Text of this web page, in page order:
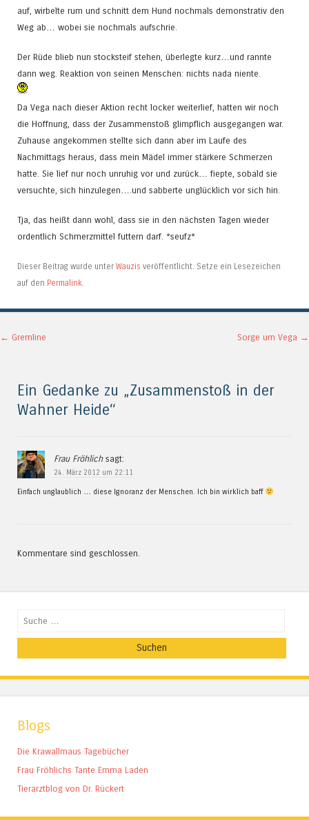
auf, wirbelte rum und schnitt dem Hund nochmals demonstrativ den
Weg ab… wobei sie nochmals aufschrie.
Der Rüde blieb nun stocksteif stehen, überlegte kurz…und rannte
dann weg. Reaktion von seinen Menschen: nichts nada niente.
Da Vega nach dieser Aktion recht locker weiterlief, hatten wir noch
die Hoffnung, dass der Zusammenstoß glimpflich ausgegangen war.
Zuhause angekommen stellte sich dann aber im Laufe des
Nachmittags heraus, dass mein Mädel immer stärkere Schmerzen
hatte. Sie lief nur noch unruhig vor und zurück… fiepte, sobald sie
versuchte, sich hinzulegen….und sabberte unglücklich vor sich hin.
Tja, das heißt dann wohl, dass sie in den nächsten Tagen wieder
ordentlich Schmerzmittel futtern darf. *seufz*
Dieser Beitrag wurde unter Wauzis veröffentlicht. Setze ein Lesezeichen
auf den Permalink.
Artikel-Navigation
← Gremline Sorge um Vega →
Ein Gedanke zu „Zusammenstoß in der
Wahner Heide“
Frau Fröhlich sagt:
24. März 2012 um 22:11
Einfach unglaublich … diese Ignoranz der Menschen. Ich bin wirklich baff
Kommentare sind geschlossen.
Suchen
Blogs
Die Krawallmaus Tagebücher
Frau Fröhlichs Tante Emma Laden
Tierarztblog von Dr. Rückert